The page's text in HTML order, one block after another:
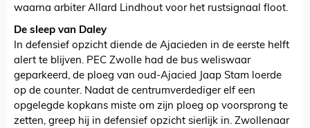
waarna arbiter Allard Lindhout voor het rustsignaal floot.
De sleep van Daley
In defensief opzicht diende de Ajacieden in de eerste helft
alert te blijven. PEC Zwolle had de bus weliswaar
geparkeerd, de ploeg van oud-Ajacied Jaap Stam loerde
op de counter. Nadat de centrumverdediger elf een
opgelegde kopkans miste om zijn ploeg op voorsprong te
zetten, greep hij in defensief opzicht sierlijk in. Zwollenaar